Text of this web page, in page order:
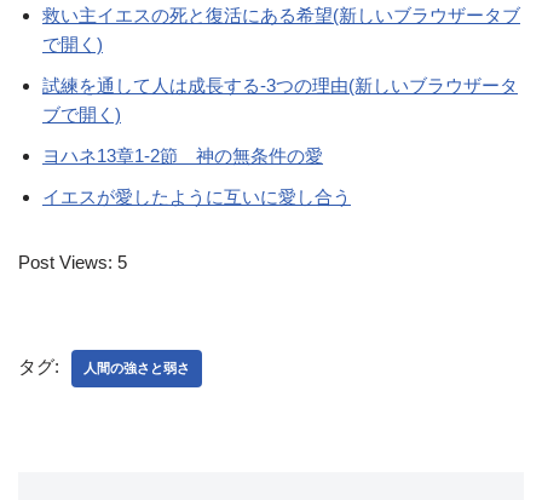
救い主イエスの死と復活にある希望(新しいブラウザータブ
で開く)
試練を通して人は成長する-3つの理由(新しいブラウザータ
ブで開く)
ヨハネ13章1‐2節 神の無条件の愛
イエスが愛したように互いに愛し合う
Post Views: 5
タグ: 人間の強さと弱さ